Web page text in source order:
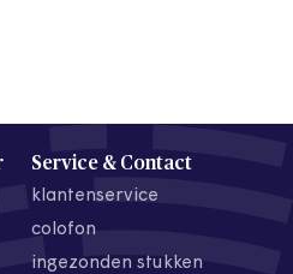
Service & Contact
klantenservice
colofon
ingezonden stukken